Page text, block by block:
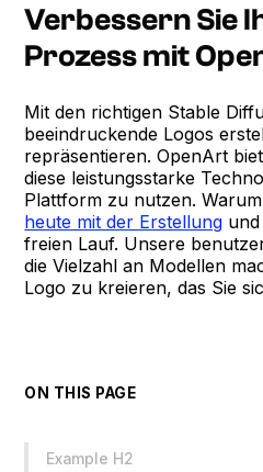
Verbessern Sie
Prozess mit
Mit den richtigen Stable
beeindruckende Logos
repräsentieren. OpenArt
diese leistungsstarke
Plattform zu nutzen.
heute mit der Erstellung
freien Lauf. Unsere
die Vielzahl an Modellen
Logo zu kreieren, das Sie
ON THIS PAGE
Example H2